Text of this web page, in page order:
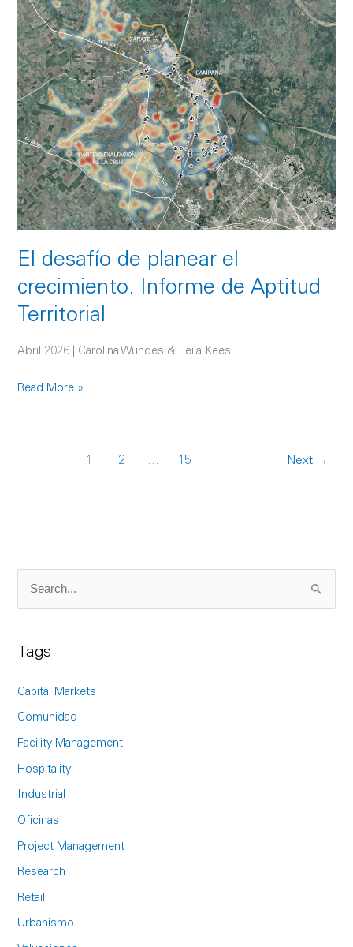
El desafío de planear el
crecimiento. Informe de Aptitud
Territorial
Abril 2026 | Carolina Wundes & Leila Kees
desafío
de
planear
el
crecimiento.
Informe
de
Aptitud
Territorial
Read More »
2 … 15 Next →
c
:
Tags
Capital Markets
Comunidad
Facility Management
Hospitality
Industrial
Oficinas
Project Management
Research
Retail
Urbanismo